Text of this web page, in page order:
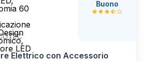
60
LED
Buono
Elettrico con Accessorio